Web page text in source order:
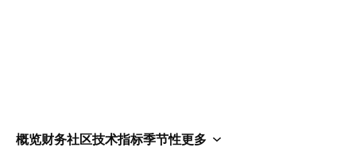
概览财务社区技术指标季节性更多